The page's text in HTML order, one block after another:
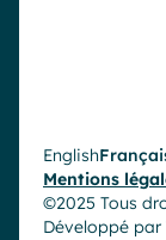
English
Mentions
©2025 Tous
Développé par